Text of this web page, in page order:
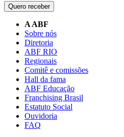
Quero receber
A ABF
Sobre nós
Diretoria
ABF RIO
Regionais
Comitê e comissões
Hall da fama
ABF Educação
Franchising Brasil
Estatuto Social
Ouvidoria
FAQ